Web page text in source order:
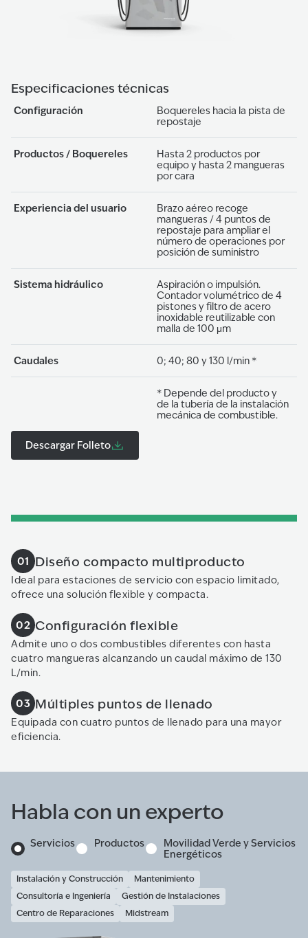
Especificaciones técnicas
Configuración
Boquereles hacia la pista de
repostaje
Productos / Boquereles
Hasta 2 productos por
equipo y hasta 2 mangueras
por cara
Experiencia del usuario
Brazo aéreo recoge
mangueras / 4 puntos de
repostaje para ampliar el
número de operaciones por
posición de suministro
Sistema hidráulico
Aspiración o impulsión.
Contador volumétrico de 4
pistones y filtro de acero
inoxidable reutilizable con
malla de 100 μm
Caudales 0; 40; 80 y 130 l/min *
* Depende del producto y
de la tubería de la instalación
mecánica de combustible.
Descargar Folleto
01 Diseño compacto multiproducto
Ideal para estaciones de servicio con espacio limitado,
ofrece una solución flexible y compacta.
02 Configuración flexible
Admite uno o dos combustibles diferentes con hasta
cuatro mangueras alcanzando un caudal máximo de 130
L/min.
03 Múltiples puntos de llenado
Equipada con cuatro puntos de llenado para una mayor
eficiencia.
Habla con un experto
Servicios Productos
Movilidad Verde y Servicios
Energéticos
Instalación y Construcción
Mantenimiento
Consultoría e Ingeniería
Gestión de Instalaciones
Centro de Reparaciones
Midstream